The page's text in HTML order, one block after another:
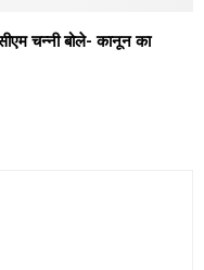
चन्नी बोले- कानून का